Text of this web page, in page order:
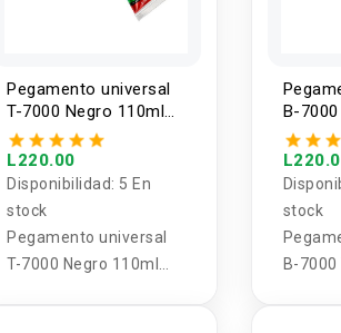
Pegamento universal
T-7000 Negro 110ml
Zhanlida
L220.00
Disponibilidad: 5 En
stock
Pegamento universal
T-7000 Negro 110ml
B-
110ml
stock
B-